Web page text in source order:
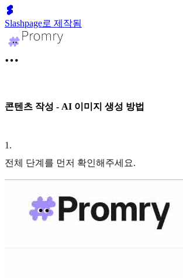
Slashpage로 제작됨
콘텐츠 작성 - AI 이미지 생성 방법
1 .
전체 단계를 먼저 확인해주세요.